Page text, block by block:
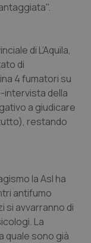
di L’Aquila,
di
4 fumatori su
intervista della
a giudicare
restando
la Asl ha
antifumo
si avvarranno di
La
quale sono già